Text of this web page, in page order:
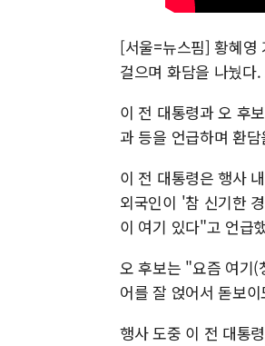
[서울=뉴스핌] 황혜영
걸으며 화담을 나눴다
이 전 대통령과 오 후
과 등을 언급하며 환
이 전 대통령은 행사
외국인이 '참 신기한
이 여기 있다"고 언급
오 후보는 "요즘 여기(
어를 잘 얹어서 돋보
행사 도중 이 전 대통